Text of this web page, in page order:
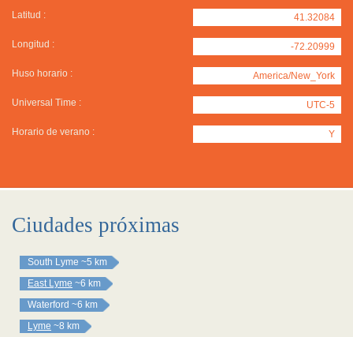
Latitud : 41.32084
Longitud : -72.20999
Huso horario : America/New_York
Universal Time : UTC-5
Horario de verano : Y
Ciudades próximas
South Lyme ~5 km
East Lyme ~6 km
Waterford ~6 km
Lyme ~8 km